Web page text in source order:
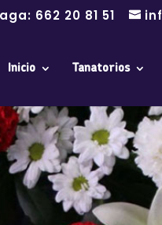
662 20 81 51
Inicio Tanatorios